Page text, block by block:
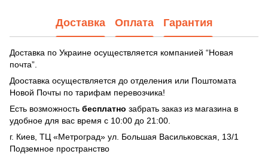
Доставка Оплата Гарантия
Доставка по Украине осуществляется компанией “Новая
почта”.
Дооставка осуществляется до отделения или Поштомата
Новой Почты по тарифам перевозчика!
Есть возможность бесплатно забрать заказ из магазина в
удобное для вас время с 10:00 до 21:00.
г. Киев, ТЦ «Метроград» ул. Большая Васильковская, 13/1
Подземное пространство